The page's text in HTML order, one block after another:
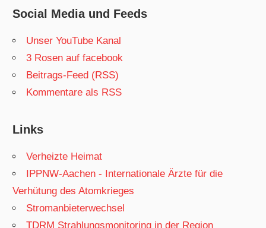
Social Media und Feeds
Unser YouTube Kanal
3 Rosen auf facebook
Beitrags-Feed (RSS)
Kommentare als RSS
Links
Verheizte Heimat
IPPNW-Aachen - Internationale Ärzte für die
Verhütung des Atomkrieges
Stromanbieterwechsel
TDRM Strahlungsmonitoring in der Region